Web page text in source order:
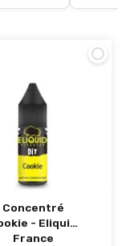
Concentré
- Eliquid
France